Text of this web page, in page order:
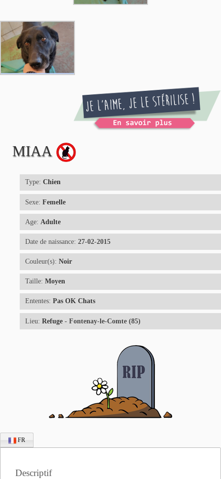
MIAA
Type:Chien
Sexe:Femelle
Age: Adulte
Date de naissance: 27-02-2015
Couleur(s):Noir
Taille:Moyen
Ententes:Pas OK Chats
Lieu: Refuge - Fontenay-le-Comte (85)
FR
Descriptif